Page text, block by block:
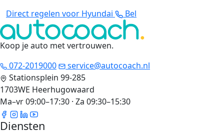
Direct regelen voor Hyundai
Bel
Koop je auto met vertrouwen.
072-2019000
service@autocoach.nl
Stationsplein 99-285
1703WE Heerhugowaard
Ma–vr 09:00–17:30 · Za 09:30–15:30
Diensten